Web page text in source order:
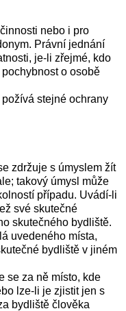
nebo i pro
Právní jednání
je-li zřejmé, kdo
o osobě
stejné ochrany
zdržuje s úmyslem žít
takový úmysl může
případu. Uvádí-li
své skutečné
skutečného bydliště.
uvedeného místa,
bydliště v jiném
se za ně místo, kde
lze-li je zjistit jen s
bydliště člověka